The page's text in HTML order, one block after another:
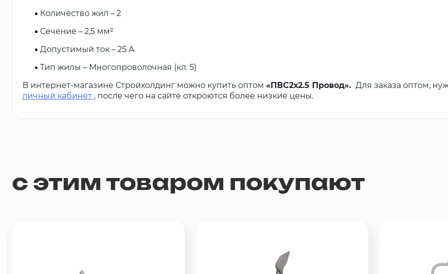
Количество жил – 2
Сечение – 2,5 мм²
Допустимый ток – 25 А
Тип жилы – Многопроволочная (кл. 5)
В интернет-магазине Стройхолдинг можно купить оптом «ПВС2х2.5 Провод». Для заказа оптом,
личный кабинет , после чего на сайте откроются более низкие цены.
с этим товаром покупают